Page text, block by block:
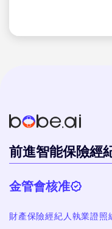
前進智能保險經
金管會核准
財產保險經紀人執業證